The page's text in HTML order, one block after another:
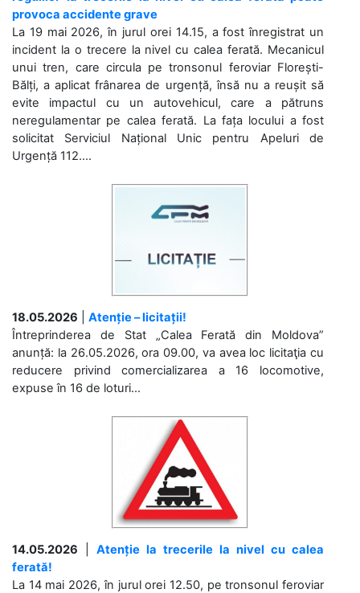
provoca accidente grave
La 19 mai 2026, în jurul orei 14.15, a fost înregistrat un
incident la o trecere la nivel cu calea ferată. Mecanicul
unui tren, care circula pe tronsonul feroviar Florești-
Bălți, a aplicat frânarea de urgență, însă nu a reușit să
evite impactul cu un autovehicul, care a pătruns
neregulamentar pe calea ferată. La fața locului a fost
solicitat Serviciul Național Unic pentru Apeluri de
Urgență 112....
18.05.2026
Atenție – licitații!
Întreprinderea de Stat „Calea Ferată din Moldova”
anunță: la 26.05.2026, ora 09.00, va avea loc licitaţia cu
reducere privind comercializarea a 16 locomotive,
expuse în 16 de loturi...
14.05.2026
Atenție la trecerile la nivel cu calea
ferată!
La 14 mai 2026, în jurul orei 12.50, pe tronsonul feroviar